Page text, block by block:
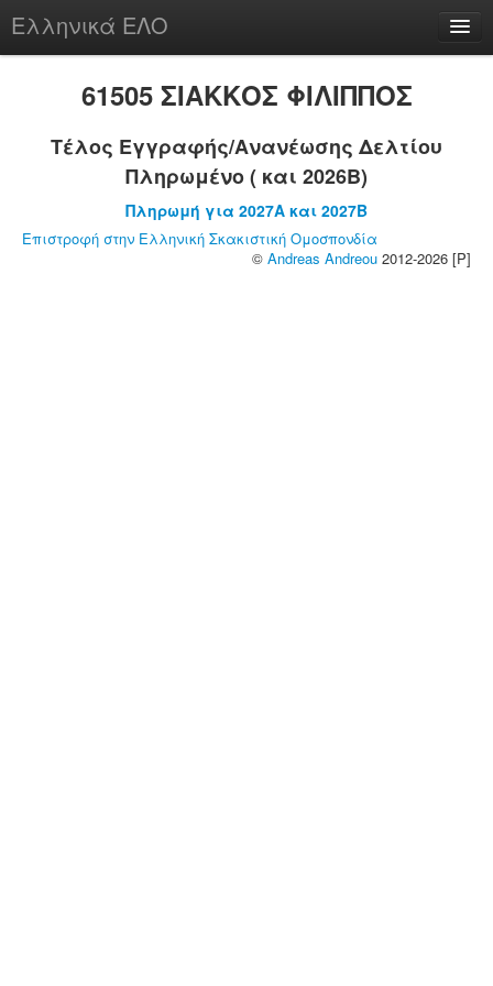
Ελληνικά ΕΛΟ
chesstu.be @ discord
61505 ΣΙΑΚΚΟΣ ΦΙΛΙΠΠΟΣ
Τέλος Εγγραφής/Ανανέωσης Δελτίου
Πληρωμένο ( και 2026B)
Πληρωμή για 2027A και 2027B
Επιστροφή στην Ελληνική Σκακιστική Ομοσπονδία
© Andreas Andreou 2012-2026 [P]